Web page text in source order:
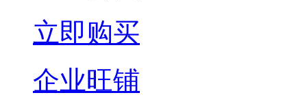
立即购买
企业旺铺